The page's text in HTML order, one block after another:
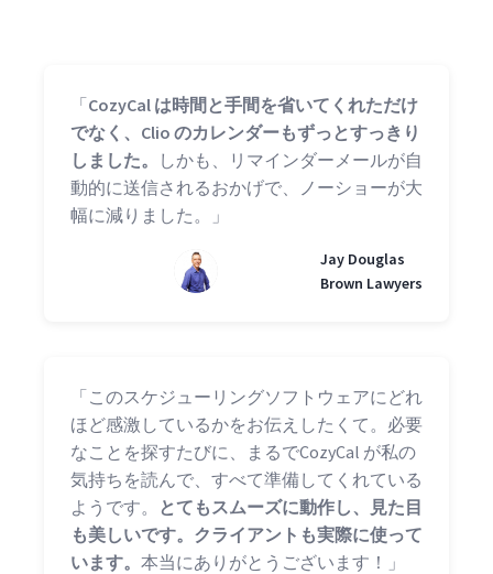
「CozyCal は時間と手間を省いてくれただけ
でなく、Clio のカレンダーもずっとすっきり
しました。
しかも、リマインダーメールが自
動的に送信されるおかげで、ノーショーが大
幅に減りました。」
Jay Douglas
Brown Lawyers
「このスケジューリングソフトウェアにどれ
ほど感激しているかをお伝えしたくて。必要
なことを探すたびに、まるでCozyCal が私の
気持ちを読んで、すべて準備してくれている
ようです。 とてもスムーズに動作し、見た目
も美しいです。クライアントも実際に使って
います。 本当にありがとうございます！」